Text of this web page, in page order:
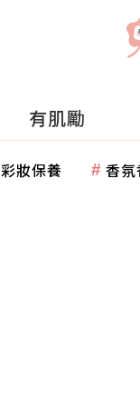
有肌勵
彩妝保養 香